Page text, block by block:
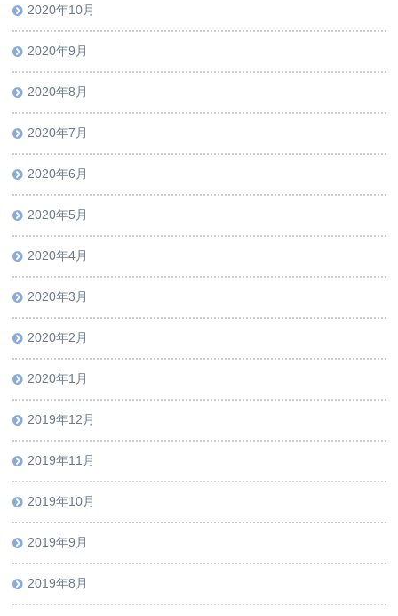
2020年10月
2020年9月
2020年8月
2020年7月
2020年6月
2020年5月
2020年4月
2020年3月
2020年2月
2020年1月
2019年12月
2019年11月
2019年10月
2019年9月
2019年8月